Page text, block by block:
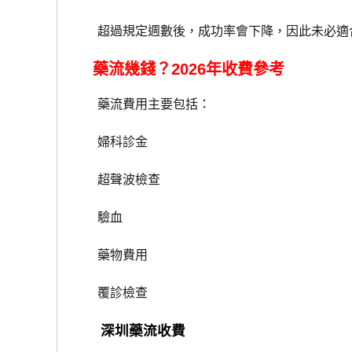
超過規定週數後，成功率會下降，因此未必適
藥流幾錢？2026年收費參考
藥流費用主要包括：
婦科診金
超聲波檢查
驗血
藥物費用
覆診檢查
深圳藥流收費